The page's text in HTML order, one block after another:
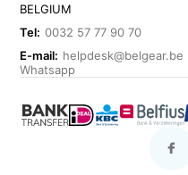
BELGIUM
Tel: 0032 57 77 90 70
E-mail: helpdesk@belgear.be
Whatsapp